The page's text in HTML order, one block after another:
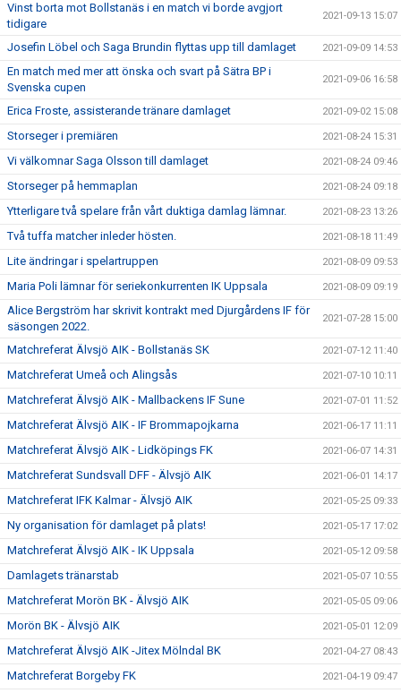
Vinst borta mot Bollstanäs i en match vi borde avgjort
tidigare
2021-09-13 15:07
Josefin Löbel och Saga Brundin flyttas upp till damlaget 2021-09-09 14:53
En match med mer att önska och svart på Sätra BP i
Svenska cupen
2021-09-06 16:58
Erica Froste, assisterande tränare damlaget 2021-09-02 15:08
Storseger i premiären 2021-08-24 15:31
Vi välkomnar Saga Olsson till damlaget 2021-08-24 09:46
Storseger på hemmaplan 2021-08-24 09:18
Ytterligare två spelare från vårt duktiga damlag lämnar. 2021-08-23 13:26
Två tuffa matcher inleder hösten. 2021-08-18 11:49
Lite ändringar i spelartruppen 2021-08-09 09:53
Maria Poli lämnar för seriekonkurrenten IK Uppsala 2021-08-09 09:19
Alice Bergström har skrivit kontrakt med Djurgårdens IF för
säsongen 2022.
2021-07-28 15:00
Matchreferat Älvsjö AIK - Bollstanäs SK 2021-07-12 11:40
Matchreferat Umeå och Alingsås 2021-07-10 10:11
Matchreferat Älvsjö AIK - Mallbackens IF Sune 2021-07-01 11:52
Matchreferat Älvsjö AIK - IF Brommapojkarna 2021-06-17 11:11
Matchreferat Älvsjö AIK - Lidköpings FK 2021-06-07 14:31
Matchreferat Sundsvall DFF - Älvsjö AIK 2021-06-01 14:17
Matchreferat IFK Kalmar - Älvsjö AIK 2021-05-25 09:33
Ny organisation för damlaget på plats! 2021-05-17 17:02
Matchreferat Älvsjö AIK - IK Uppsala 2021-05-12 09:58
Damlagets tränarstab 2021-05-07 10:55
Matchreferat Morön BK - Älvsjö AIK 2021-05-05 09:06
Morön BK - Älvsjö AIK 2021-05-01 12:09
Matchreferat Älvsjö AIK -Jitex Mölndal BK 2021-04-27 08:43
Matchreferat Borgeby FK 2021-04-19 09:47